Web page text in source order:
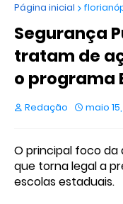
Página inicial
Segurança
tratam de
o programa
Redação maio
O principal foco da
que torna legal a
escolas estaduais.